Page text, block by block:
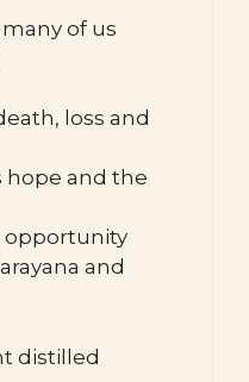
of us
loss and
hope and the
opportunity
and
distilled